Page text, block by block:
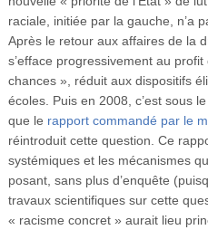
raciale, initiée par la gauche, n’a
Après le retour aux affaires de la
s’efface progressivement au
chances », réduit aux dispositifs
écoles. Puis en 2008, c’est sous
que le rapport commandé par le
réintroduit cette question. Ce
systémiques et les mécanismes
posant, sans plus d’enquête
travaux scientifiques sur cette
« racisme concret » aurait lieu